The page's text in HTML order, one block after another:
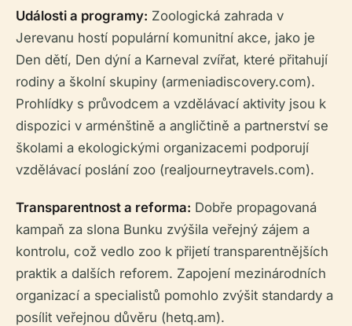
Události a programy: Zoologická zahrada v
Jerevanu hostí populární komunitní akce, jako je
Den dětí, Den dýní a Karneval zvířat, které přitahují
rodiny a školní skupiny (armeniadiscovery.com).
Prohlídky s průvodcem a vzdělávací aktivity jsou k
dispozici v arménštině a angličtině a partnerství se
školami a ekologickými organizacemi podporují
vzdělávací poslání zoo (realjourneytravels.com).
Transparentnost a reforma: Dobře propagovaná
kampaň za slona Bunku zvýšila veřejný zájem a
kontrolu, což vedlo zoo k přijetí transparentnějších
praktik a dalších reforem. Zapojení mezinárodních
organizací a specialistů pomohlo zvýšit standardy a
posílit veřejnou důvěru (hetq.am).